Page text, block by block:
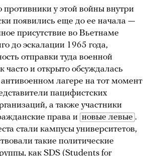
противники у этой войны внутри
появились еще до ее начала —
присутствие во Вьетнаме
до эскалации 1965 года,
отправки туда военной
часто и открыто обсуждалась
лагере на тот момент
пацифистских
а также участники
права и новые левые .
стали кампусы университетов,
такие политические
как SDS (Students for